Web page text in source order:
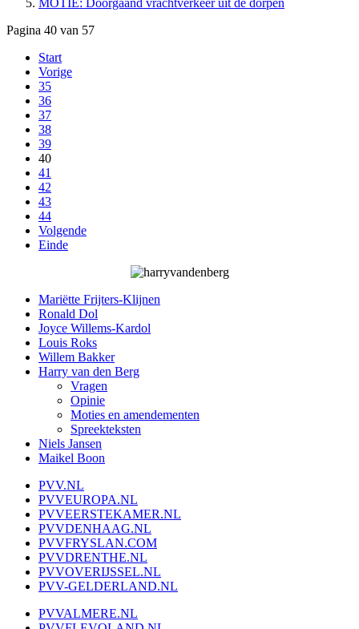
Pagina 40 van 57
Start
Vorige
35
36
37
38
39
40
41
42
43
44
Volgende
Einde
Mariëtte Frijters-Klijnen
Ronald Dol
Joyce Willems-Kardol
Louis Roks
Willem Bakker
Harry van den Berg
Vragen
Opinie
Moties en amendementen
Spreekteksten
Niels Jansen
Maikel Boon
PVV.NL
PVVEUROPA.NL
PVVEERSTEKAMER.NL
PVVDENHAAG.NL
PVVFRYSLAN.COM
PVVDRENTHE.NL
PVVOVERIJSSEL.NL
PVV-GELDERLAND.NL
PVVALMERE.NL